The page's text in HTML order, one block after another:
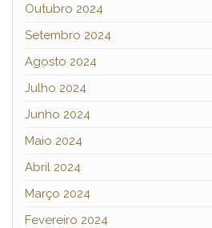
Outubro 2024
Setembro 2024
Agosto 2024
Julho 2024
Junho 2024
Maio 2024
Abril 2024
Março 2024
Fevereiro 2024